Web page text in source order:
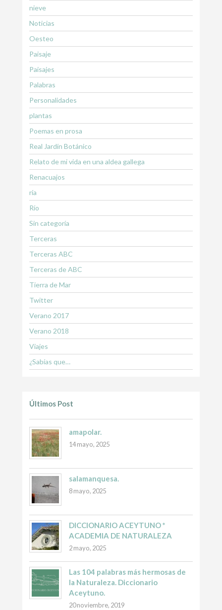
nieve
Noticias
Oesteo
Paisaje
Paisajes
Palabras
Personalidades
plantas
Poemas en prosa
Real Jardín Botánico
Relato de mi vida en una aldea gallega
Renacuajos
ría
Río
Sin categoría
Terceras
Terceras ABC
Terceras de ABC
Tierra de Mar
Twitter
Verano 2017
Verano 2018
Viajes
¿Sabías que…
Últimos Post
amapolar.
14 mayo, 2025
salamanquesa.
8 mayo, 2025
DICCIONARIO ACEYTUNO *
ACADEMIA DE NATURALEZA
2 mayo, 2025
Las 104 palabras más hermosas de
la Naturaleza. Diccionario
Aceytuno.
20 noviembre, 2019